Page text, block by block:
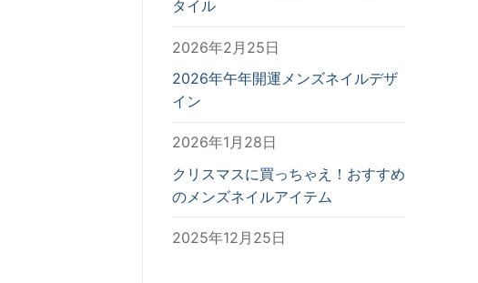
タイル
2026年2月25日
2026年午年開運メンズネイルデザ
イン
2026年1月28日
クリスマスに買っちゃえ！おすすめ
のメンズネイルアイテム
2025年12月25日